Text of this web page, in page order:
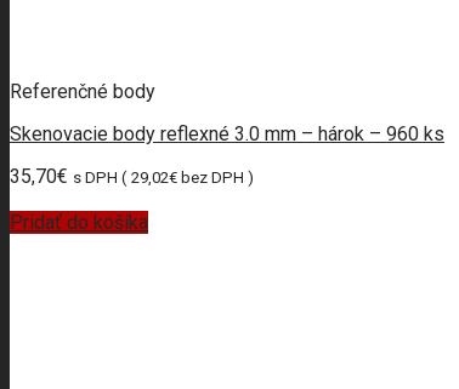
Referenčné body
Skenovacie body reflexné 3.0 mm – hárok – 960 ks
35,70€ s DPH ( 29,02€ bez DPH )
Pridať do košíka